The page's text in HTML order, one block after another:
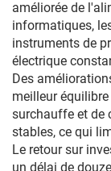
améliorée de
informatiques,
instruments de
électrique
Des
meilleur
surchauffe et de
stables, ce qui
Le retour sur
un délai de